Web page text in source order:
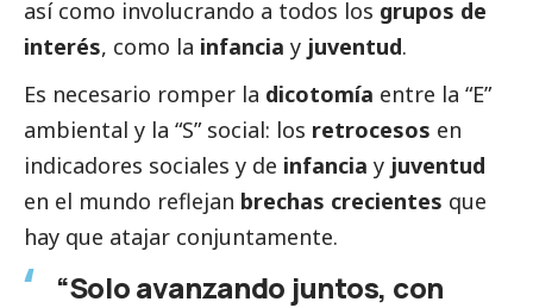
así como involucrando a todos los grupos de
interés, como la infancia y juventud.
Es necesario romper la dicotomía entre la “E”
ambiental y la “S” social: los retrocesos en
indicadores sociales y de infancia y juventud
en el mundo reflejan brechas crecientes que
hay que atajar conjuntamente.
“Solo avanzando juntos, con